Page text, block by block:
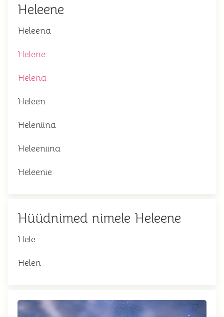
Heleene
Heleena
Helene
Helena
Heleen
Heleniina
Heleeniina
Heleenie
Hüüdnimed nimele Heleene
Hele
Helen